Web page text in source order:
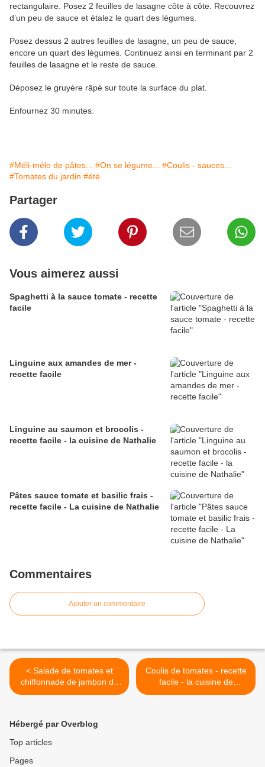
rectangulaire. Posez 2 feuilles de lasagne côte à côte. Recouvrez
d’un peu de sauce et étalez le quart des légumes.
Posez dessus 2 autres feuilles de lasagne, un peu de sauce,
encore un quart des légumes. Continuez ainsi en terminant par 2
feuilles de lasagne et le reste de sauce.
Déposez le gruyère râpé sur toute la surface du plat.
Enfournez 30 minutes.
#Méli-mélo de pâtes... #On se légume...
#Coulis - sauces...
#Tomates du jardin #été
Partager
Vous aimerez aussi
Spaghetti à la sauce tomate - recette
facile
Linguine aux amandes de mer -
recette facile
Linguine au saumon et brocolis -
recette facile - la cuisine de Nathalie
Pâtes sauce tomate et basilic frais -
recette facile - La cuisine de Nathalie
Commentaires
Ajouter un commentaire
< Salade de tomates et
chiffonnade de jambon de
pays - recette facile
Coulis de tomates - recette
facile - la cuisine de
Nathalie >
Hébergé par Overblog
Top articles
Pages